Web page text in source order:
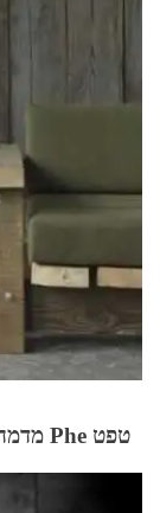
טפט Phe מדמה עץ מיושן